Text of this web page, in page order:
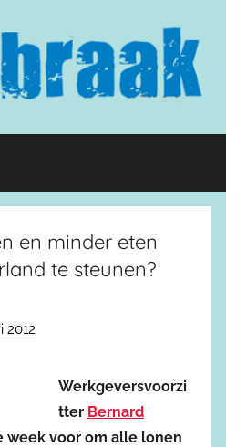
en minder eten
te steunen?
2012
Werkgeversvoorzi
tter Bernard
week voor om alle lonen